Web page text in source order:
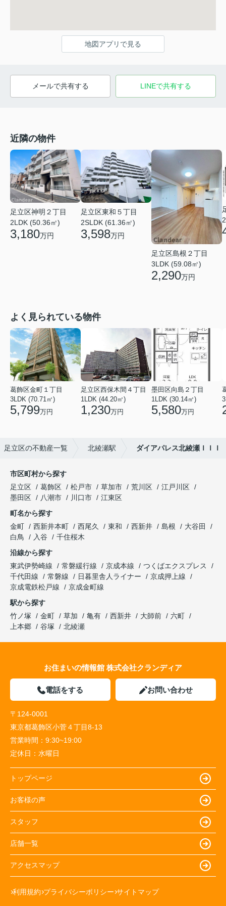
地図アプリで見る
メールで共有する LINEで共有する
近隣の物件
足立区神明２丁目
2LDK (50.36㎡)
3,180万円
足立区東和５丁目
2SLDK (61.36㎡)
3,598万円
足立区島根２丁目
3LDK (59.08㎡)
2,290万円
よく見られている物件
葛飾区金町１丁目
3LDK (70.71㎡)
5,799万円
足立区西保木間４丁目
1LDK (44.20㎡)
1,230万円
墨田区向島２丁目
1LDK (30.14㎡)
5,580万円
足立区の不動産一覧 北綾瀬駅 ダイアパレス北綾瀬ＩＩＩ
市区町村から探す
足立区
葛飾区 松戸市 草加市 荒川区
江戸川区
墨田区
八潮市 川口市
江東区
町名から探す
金町
西新井本町 西尾久 東和 西新井 島根
大谷田
白鳥
入谷
千住桜木
沿線から探す
東武伊勢崎線
常磐緩行線 京成本線
つくばエクスプレス
千代田線
常磐線 日暮里舎人ライナー
京成押上線
京成電鉄松戸線
京成金町線
駅から探す
竹ノ塚
金町 草加 亀有 西新井 大師前
六町
上本郷
谷塚 北綾瀬
お住まいの情報館 株式会社クランディア
電話をする お問い合わせ
〒124-0001
東京都葛飾区小菅４丁目8-13
営業時間： 9:30~19:00
定休日： 水曜日
トップページ
お客様の声
スタッフ
店舗一覧
アクセスマップ
利用規約 プライバシーポリシー サイトマップ